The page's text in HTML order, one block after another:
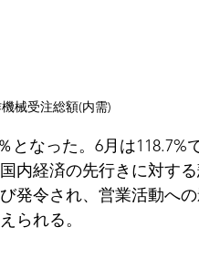
械受注総額(内需)
なった。6月は118.7%
内経済の先行きに対す
発令され、営業活動へ
られる。